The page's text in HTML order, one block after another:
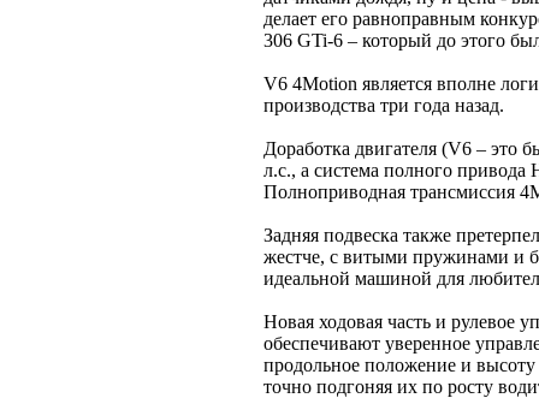
делает его равноправным
306 GTi-6 – который до этого
V6 4Motion является вполне
производства три года назад.
Доработка двигателя (V6 – это
л.с., а система полного
Полноприводная трансмиссия
Задняя подвеска также
жестче, с витыми пружинами и
идеальной машиной для
Новая ходовая часть и рулевое
обеспечивают уверенное
продольное положение и высоту
точно подгоняя их по росту